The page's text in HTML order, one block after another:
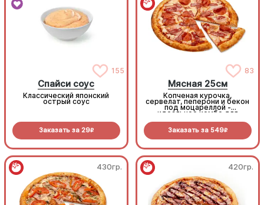
155
Спайси соус
Классический японский
острый соус
Заказать за 29R
83
Мясная 25см
Копченая курочка,
сервелат, пеперони и бекон
под моцареллой -
идеальное комбо для
Заказать за 549R
430гр. 420гр.